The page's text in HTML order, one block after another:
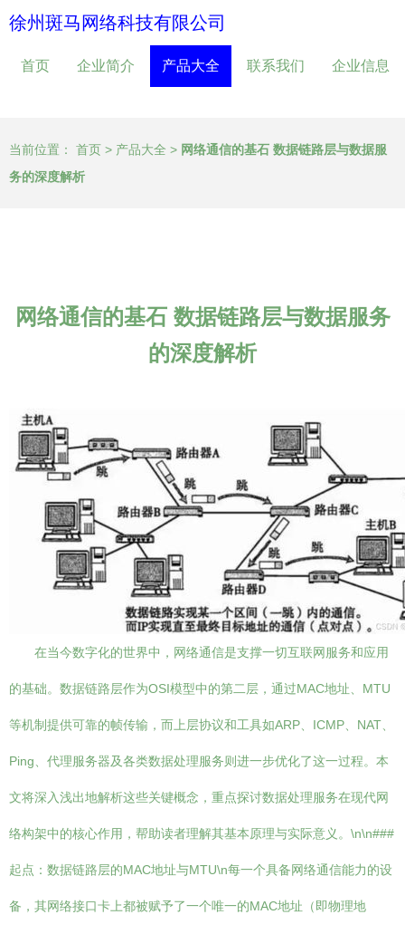
徐州斑马网络科技有限公司
首页 企业简介 产品大全 联系我们 企业信息
当前位置： 首页 > 产品大全 > 网络通信的基石 数据链路层与数据服
务的深度解析
网络通信的基石 数据链路层与数据服务
的深度解析
在当今数字化的世界中，网络通信是支撑一切互联网服务和应用
的基础。数据链路层作为OSI模型中的第二层，通过MAC地址、MTU
等机制提供可靠的帧传输，而上层协议和工具如ARP、ICMP、NAT、
Ping、代理服务器及各类数据处理服务则进一步优化了这一过程。本
文将深入浅出地解析这些关键概念，重点探讨数据处理服务在现代网
络构架中的核心作用，帮助读者理解其基本原理与实际意义。\n\n###
起点：数据链路层的MAC地址与MTU\n每一个具备网络通信能力的设
备，其网络接口卡上都被赋予了一个唯一的MAC地址（即物理地